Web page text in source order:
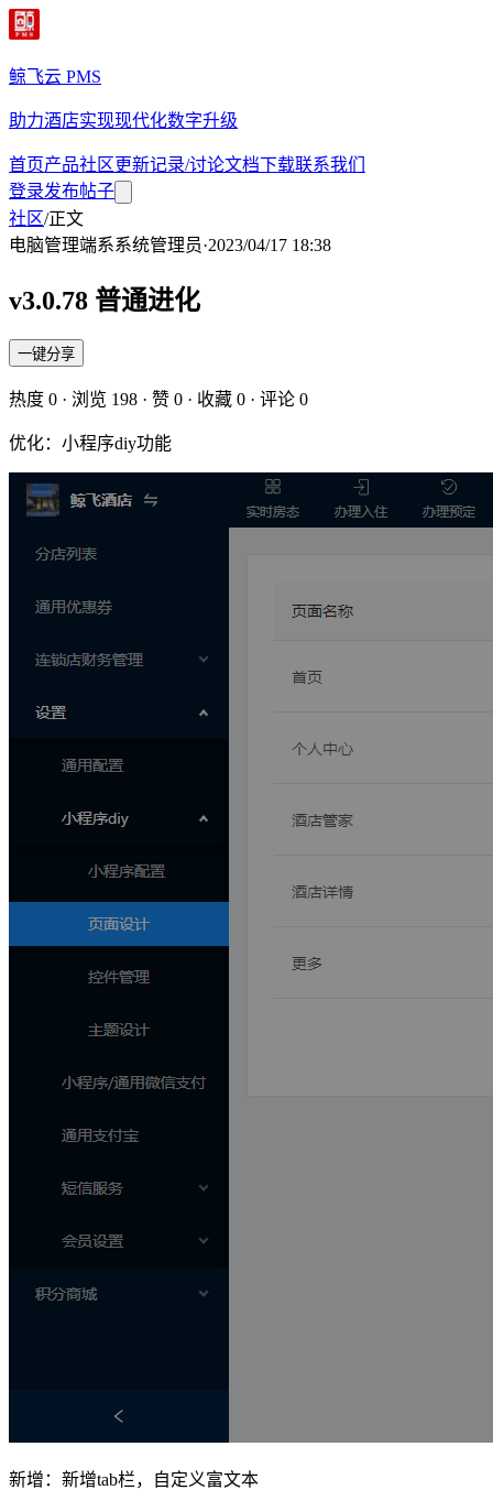
鲸飞云 PMS
助力酒店实现现代化数字升级
首页产品社区更新记录/讨论文档下载联系我们
登录发布帖子
社区/正文
电脑管理端系系统管理员·2023/04/17 18:38
v3.0.78 普通进化
一键分享
热度 0 · 浏览 198 · 赞 0 · 收藏 0 · 评论 0
优化：小程序diy功能
新增：新增tab栏，自定义富文本